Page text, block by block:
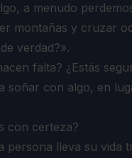
a menudo
montañas y cruzar
verdad?».
falta? ¿Estás
soñar con algo, en
con certeza?
lleva su vida